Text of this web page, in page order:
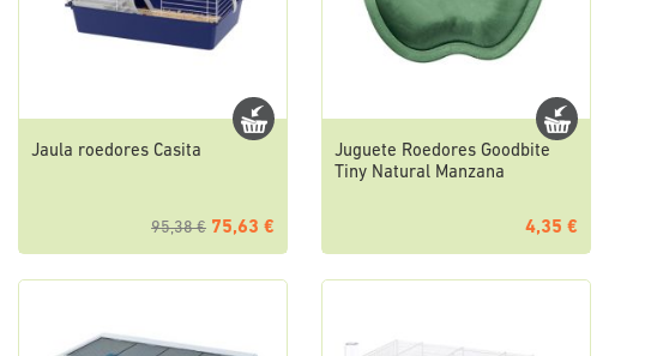
Jaula roedores Casita
95,38 € 75,63 €
Juguete Roedores Goodbite
Tiny Natural Manzana
4,35 €